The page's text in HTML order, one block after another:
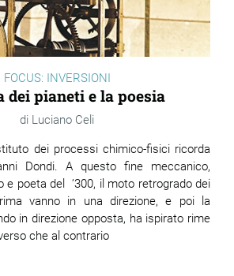
FOCUS: INVERSIONI
dei pianeti e la poesia
Luciano Celi
dei processi chimico-fisici ricorda
Dondi. A questo fine meccanico,
e poeta del ’300, il moto retrogrado dei
vanno in una direzione, e poi la
in direzione opposta, ha ispirato rime
che al contrario